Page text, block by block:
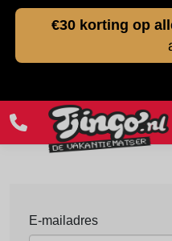
€30 korting op
E-mailadres